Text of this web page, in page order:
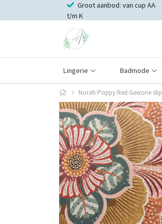
Groot aanbod: van cup AA
t/m K
Lingerie Badmode
Norah Poppy Red Gewone slip